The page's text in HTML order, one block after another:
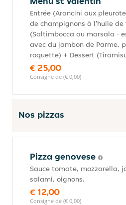
Entrée (Arancini aux
de champignons à l'huile
(Saltimbocca au marsala -
avec du jambon de Parme,
roquette) + Dessert
€ 25,00
Consigne de (€ 0,00)
Nos pizzas
Pizza genovese
Sauce tomate, mozzarella,
salami, oignons.
€ 12,00
Consigne de (€ 0,00)